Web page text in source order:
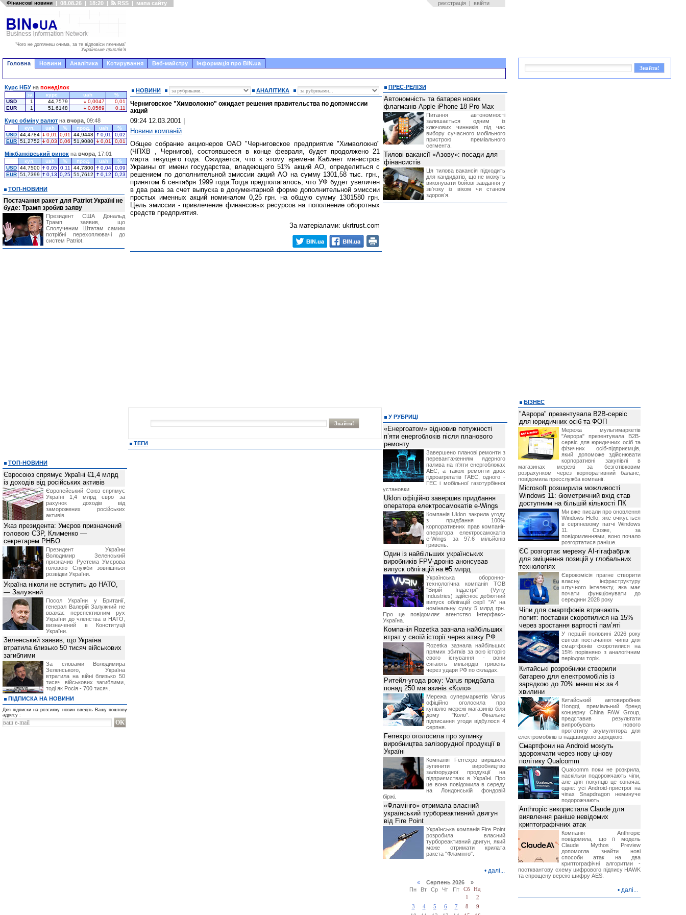
Фінансові новини | 08.08.26 | 18:20 | RSS | мапа сайту реєстрація | ввійти
"Чого не доглянеш очима, за те відповіси плечима"
Українське прислів'я
Головна Новини Аналітика Котирування Веб-майстру Інформація про BIN.ua
НОВИНИ АНАЛІТИКА
Черниговское "Химволокно" ожидает решения правительства по допэмиссии
акций
09:24 12.03.2001
Новини компаній
Общее собрание акционеров ОАО "Черниговское предприятие "Химволокно"
(ЧПХВ , Чернигов), состоявшееся в конце февраля, будет продолжено 21
марта текущего года. Ожидается, что к этому времени Кабинет министров
Украины от имени государства, владеющего 51% акций АО, определиться с
решением по дополнительной эмиссии акций АО на сумму 1301,58 тыс. грн.,
принятом 6 сентября 1999 года.Тогда предполагалось, что УФ будет увеличен
в два раза за счет выпуска в документарной форме дополнительной эмиссии
простых именных акций номиналом 0,25 грн. на общую сумму 1301580 грн.
Цель эмиссии - привлечение финансовых ресурсов на пополнение оборотных
средств предприятия.
За матеріалами: ukrtrust.com
ТЕГИ
Курс НБУ на понеділок
за курс uah
%
USD
1 44,7579 0,0047
0,01
EUR
1 51,6148 0,0569 0,11
Курс обміну валют на вчора , 09:48
куп. uah % прод. uah
%
USD 44,4784 0,01 0,01 44,9448 0,01
0,02
EUR 51,2752 0,03 0,06 51,9080 0,01 0,01
Міжбанківський ринок на вчора , 17:01
куп. uah % прод. uah
%
USD 44,7500 0,05 0,11 44,7800 0,04
0,09
EUR 51,7399 0,13 0,25 51,7612 0,12 0,23
ТОП-НОВИНИ
Постачання ракет для Patriot Україні не
буде: Трамп зробив заяву
Президент США Дональд
Трамп заявив, що
Сполученим Штатам самим
потрібні перехоплювачі до
систем Patriot.
ТОП-НОВИНИ
Євросоюз спрямує Україні €1,4 млрд
із доходів від російських активів
Європейський Союз спрямує
Україні 1,4 млрд євро за
рахунок доходів від
заморожених російських
активів.
Указ президента: Умєров призначений
головою СЗР, Клименко —
секретарем РНБО
Президент України
Володимир Зеленський
призначив Pустема Умєрова
головою Служби зовнішньої
розвідки України.
Україна ніколи не вступить до НАТО,
— Залужний
Посол України у Британії,
генерал Валерій Залужний не
вважає перспективним рух
України до членства в НАТО,
визначений в Конституції
України.
Зеленський заявив, що Україна
втратила близько 50 тисяч військових
загиблими
За словами Володимира
Зеленського, Україна
втратила на війні близько 50
тисяч військових загиблими,
тоді як Росія - 700 тисяч.
ПІДПИСКА НА НОВИНИ
Для підписки на розсилку новин введіть Вашу поштову
адресу :
ПРЕС-РЕЛІЗИ
Автономність та батарея нових
флагманів Apple iPhone 18 Pro Max
Питання автономності
залишається одним із
ключових чинників під час
вибору сучасного мобільного
пристрою преміального
сегмента.
Тилові вакансії «Азову»: посади для
фінансистів
Ця тилова вакансія підходить
для кандидатів, що не можуть
виконувати бойові завдання у
звʼязку із віком чи станом
здоровʼя.
У РУБРИЦІ
«Енергоатом» відновив потужності
п’яти енергоблоків після планового
ремонту
Завершено планові ремонти з
перевантаженням ядерного
палива на п'яти енергоблоках
АЕС, а також ремонти двох
гідроагрегатів ГАЕС, одного -
ГЕС і мобільної газотурбінної
установки
Uklon офіційно завершив придбання
оператора електросамокатів e-Wings
Компанія Uklon закрила угоду
з придбання 100%
корпоративних прав компанії-
оператора електросамокатів
e-Wings за 97.6 мільйонів
гривень.
Один із найбільших українських
виробників FPV-дронів анонсував
випуск облігацій на ₴5 млрд
Українська оборонно-
технологічна компанія ТОВ
"Вирій Індастрі" (Vyriy
Industries) здійснює дебютний
випуск облігацій серії "А" на
номінальну суму 5 млрд грн.
Про це повідомляє агентство Інтерфакс-
Україна.
Компанія Rozetka зазнала найбільших
втрат у своїй історії через атаку РФ
Rozetka зазнала найбільших
прямих збитків за всю історію
свого існування - вони
сягають мільярдів гривень
через удари РФ по складах.
Ритейл-угода року: Varus придбала
понад 250 магазинів «Коло»
Мережа супермаркетів Varus
офіційно оголосила про
купівлю мережі магазинів біля
дому "Коло". Фінальне
підписання угоди відбулося 4
серпня.
Ferrexpo оголосила про зупинку
виробництва залізорудної продукції в
Україні
Компанія Ferrexpo вирішила
зупинити виробництво
залізорудної продукції на
підприємствах в Україні. Про
це вона повідомила в середу
на Лондонській фондовій
біржі.
«Фламінго» отримала власний
український турбореактивний двигун
від Fire Point
Українська компанія Fire Point
розробила власний
турбореактивний двигун, який
може отримати крилата
ракета "Фламінго".
• далі...
«Серпень 2026 »
Пн
Вт Ср Чт Пт Сб
Нд
1
2
3
4 5 6 7 8
9
БІЗНЕС
"Аврора" презентувала B2B-сервіс
для юридичних осіб та ФОП
Мережа мультимаркетів
"Аврора" презентувала B2B-
сервіс для юридичних осіб та
фізичних осіб-підприємців,
який допоможе здійснювати
корпоративні закупівлі в
магазинах мережі за безготівковим
розрахунком через корпоративний баланс,
повідомила пресслужба компанії.
Microsoft розширила можливості
Windows 11: біометричний вхід став
доступним на більшій кількості ПК
Ми вже писали про оновлення
Windows Hello, яке очікується
в серпневому патчі Windows
11. Схоже, за
повідомленнями, воно почало
розгортатися раніше.
ЄС розгортає мережу AI-гігафабрик
для зміцнення позицій у глобальних
технологіях
Єврокомісія прагне створити
власну інфраструктуру
штучного інтелекту, яка має
почати функціонувати до
середини 2028 року
Чіпи для смартфонів втрачають
попит: поставки скоротилися на 15%
через зростання вартості пам’яті
У першій половині 2026 року
світові постачання чипів для
смартфонів скоротилися на
15% порівняно з аналогічним
періодом торік.
Китайські розробники створили
батарею для електромобілів із
зарядкою до 70% менш ніж за 4
хвилини
Китайський автовиробник
Hongqi, преміальний бренд
концерну China FAW Group,
представив результати
випробувань нового
прототипу акумулятора для
електромобілів із надшвидкою зарядкою.
Смартфони на Android можуть
здорожчати через нову цінову
політику Qualcomm
Qualcomm поки не розкрила,
наскільки подорожчають чіпи,
але для покупців це означає
одне: усі Android-пристрої на
чіпах Snapdragon неминуче
подорожчають.
Anthropic використала Claude для
виявлення раніше невідомих
криптографічних атак
Компанія Anthropic
повідомила, що її модель
Claude Mythos Preview
допомогла знайти нові
способи атак на два
криптографічні алгоритми -
постквантову схему цифрового підпису HAWK
та спрощену версію шифру AES.
• далі...